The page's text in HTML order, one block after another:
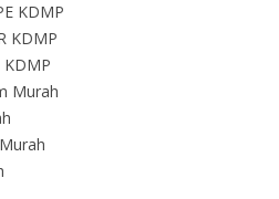
KDMP
KDMP
KDMP
Murah